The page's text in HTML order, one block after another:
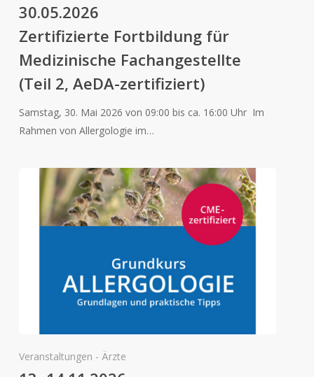
30.05.2026
Zertifizierte Fortbildung für
Medizinische Fachangestellte
(Teil 2, AeDA-zertifiziert)
Samstag, 30. Mai 2026 von 09:00 bis ca. 16:00 Uhr Im
Rahmen von Allergologie im…
Veranstaltungen - Ärzte